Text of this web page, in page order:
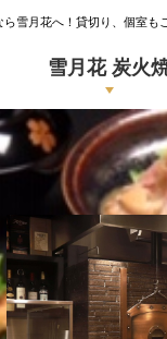
雪月花へ！貸切り、個室も
雪月花 炭火